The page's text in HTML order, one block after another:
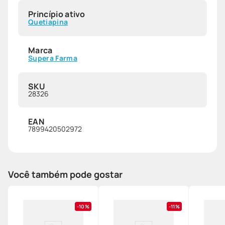
Princípio ativo
Quetiapina
Marca
Supera Farma
SKU
28326
EAN
7899420502972
Você também pode gostar
10% 11%